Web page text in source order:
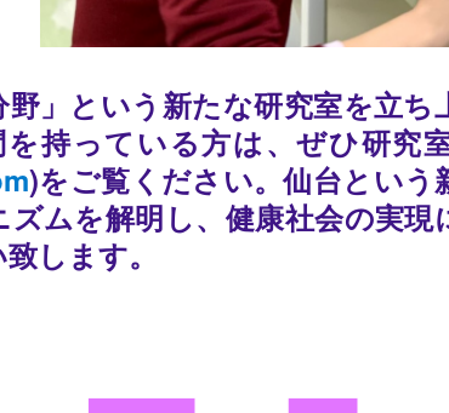
」という新たな研究室を立ち
持っている方は、ぜひ研究
)をご覧ください。仙台という
ムを解明し、健康社会の実現
します。